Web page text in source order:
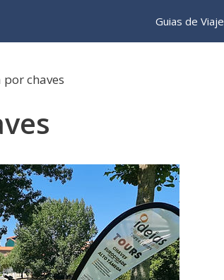
Guias de Viaje
chaves